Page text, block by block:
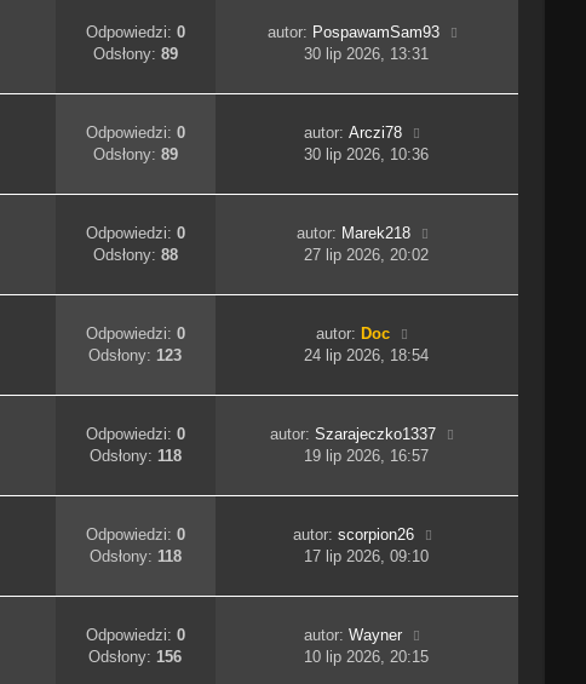
Odpowiedzi: 0
Odsłony: 89
autor: PospawamSam93
30 lip 2026, 13:31
Odpowiedzi: 0
Odsłony: 89
autor:Arczi78
30 lip 2026, 10:36
Odpowiedzi: 0
Odsłony: 88
autor: Marek218
27 lip 2026, 20:02
Odpowiedzi: 0
Odsłony:123
autor: Doc
24 lip 2026, 18:54
Odpowiedzi: 0
Odsłony: 118
autor:Szarajeczko1337
19 lip 2026, 16:57
Odpowiedzi: 0
Odsłony: 118
autor: scorpion26
17 lip 2026, 09:10
Odpowiedzi: 0
Odsłony:156
autor:Wayner
10 lip 2026, 20:15